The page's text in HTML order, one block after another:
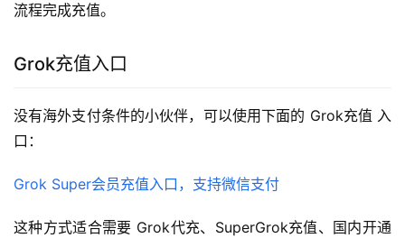
流程完成充值。
Grok充值入口
没有海外支付条件的小伙伴，可以使用下面的 Grok充值 入
口：
Grok Super会员充值入口，支持微信支付
这种方式适合需要 Grok代充、SuperGrok充值、国内开通